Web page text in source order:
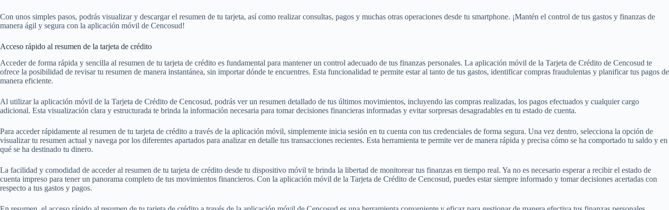
Con unos simples pasos, podrás visualizar y descargar el resumen de tu tarjeta, así como realizar consultas, pagos y muchas otras operaciones desde tu smartphone. ¡Mantén el control de tus gastos y finanzas de
manera ágil y segura con la aplicación móvil de Cencosud!
Acceso rápido al resumen de la tarjeta de crédito
Acceder de forma rápida y sencilla al resumen de tu tarjeta de crédito es fundamental para mantener un control adecuado de tus finanzas personales. La aplicación móvil de la Tarjeta de Crédito de Cencosud te
ofrece la posibilidad de revisar tu resumen de manera instantánea, sin importar dónde te encuentres. Esta funcionalidad te permite estar al tanto de tus gastos, identificar compras fraudulentas y planificar tus pagos de
manera eficiente.
Al utilizar la aplicación móvil de la Tarjeta de Crédito de Cencosud, podrás ver un resumen detallado de tus últimos movimientos, incluyendo las compras realizadas, los pagos efectuados y cualquier cargo
adicional. Esta visualización clara y estructurada te brinda la información necesaria para tomar decisiones financieras informadas y evitar sorpresas desagradables en tu estado de cuenta.
Para acceder rápidamente al resumen de tu tarjeta de crédito a través de la aplicación móvil, simplemente inicia sesión en tu cuenta con tus credenciales de forma segura. Una vez dentro, selecciona la opción de
visualizar tu resumen actual y navega por los diferentes apartados para analizar en detalle tus transacciones recientes. Esta herramienta te permite ver de manera rápida y precisa cómo se ha comportado tu saldo y en
qué se ha destinado tu dinero.
La facilidad y comodidad de acceder al resumen de tu tarjeta de crédito desde tu dispositivo móvil te brinda la libertad de monitorear tus finanzas en tiempo real. Ya no es necesario esperar a recibir el estado de
cuenta impreso para tener un panorama completo de tus movimientos financieros. Con la aplicación móvil de la Tarjeta de Crédito de Cencosud, puedes estar siempre informado y tomar decisiones acertadas con
respecto a tus gastos y pagos.